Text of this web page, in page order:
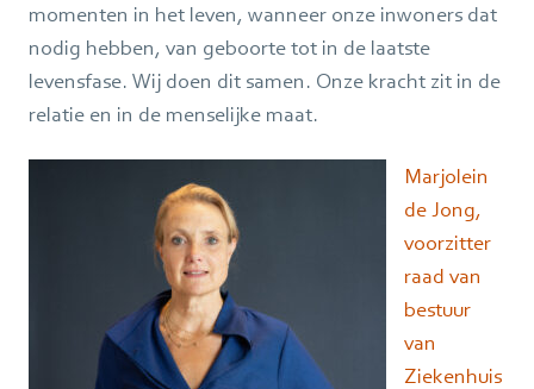
momenten in het leven, wanneer onze inwoners dat
nodig hebben, van geboorte tot in de laatste
levensfase. Wij doen dit samen. Onze kracht zit in de
relatie en in de menselijke maat.
Marjolein
de Jong,
voorzitter
raad van
bestuur
van
Ziekenhuis